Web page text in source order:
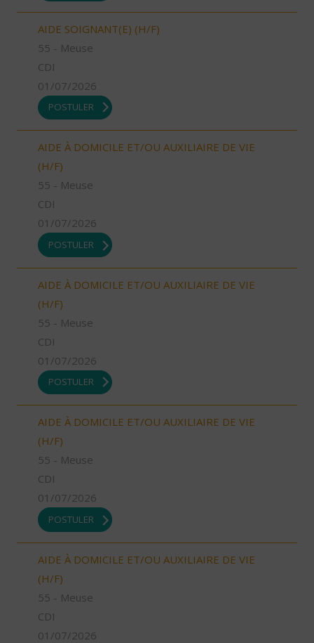
AIDE SOIGNANT(E) (H/F)
55 - Meuse
CDI
01/07/2026
POSTULER
AIDE À DOMICILE ET/OU AUXILIAIRE DE VIE
(H/F)
55 - Meuse
CDI
01/07/2026
POSTULER
AIDE À DOMICILE ET/OU AUXILIAIRE DE VIE
(H/F)
55 - Meuse
CDI
01/07/2026
POSTULER
AIDE À DOMICILE ET/OU AUXILIAIRE DE VIE
(H/F)
55 - Meuse
CDI
01/07/2026
POSTULER
AIDE À DOMICILE ET/OU AUXILIAIRE DE VIE
(H/F)
55 - Meuse
CDI
01/07/2026